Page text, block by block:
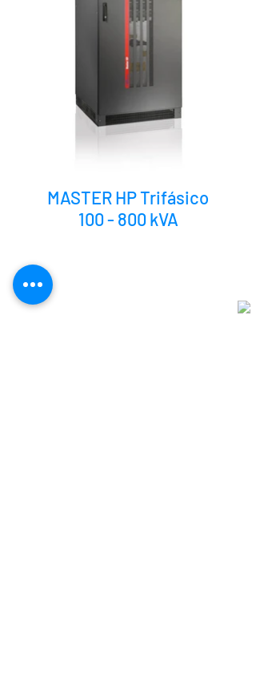
MASTER HP Trifásico
100 - 800 kVA